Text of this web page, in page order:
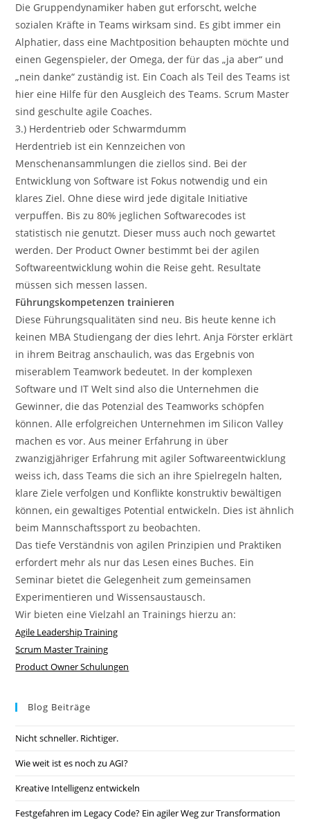
Die Gruppendynamiker haben gut erforscht, welche
sozialen Kräfte in Teams wirksam sind. Es gibt immer ein
Alphatier, dass eine Machtposition behaupten möchte und
einen Gegenspieler, der Omega, der für das „ja aber“ und
„nein danke“ zuständig ist. Ein Coach als Teil des Teams ist
hier eine Hilfe für den Ausgleich des Teams. Scrum Master
sind geschulte agile Coaches.
3.) Herdentrieb oder Schwarmdumm
Herdentrieb ist ein Kennzeichen von
Menschenansammlungen die ziellos sind. Bei der
Entwicklung von Software ist Fokus notwendig und ein
klares Ziel. Ohne diese wird jede digitale Initiative
verpuffen. Bis zu 80% jeglichen Softwarecodes ist
statistisch nie genutzt. Dieser muss auch noch gewartet
werden. Der Product Owner bestimmt bei der agilen
Softwareentwicklung wohin die Reise geht. Resultate
müssen sich messen lassen.
Führungskompetenzen trainieren
Diese Führungsqualitäten sind neu. Bis heute kenne ich
keinen MBA Studiengang der dies lehrt. Anja Förster erklärt
in ihrem Beitrag anschaulich, was das Ergebnis von
miserablem Teamwork bedeutet. In der komplexen
Software und IT Welt sind also die Unternehmen die
Gewinner, die das Potenzial des Teamworks schöpfen
können. Alle erfolgreichen Unternehmen im Silicon Valley
machen es vor. Aus meiner Erfahrung in über
zwanzigjähriger Erfahrung mit agiler Softwareentwicklung
weiss ich, dass Teams die sich an ihre Spielregeln halten,
klare Ziele verfolgen und Konflikte konstruktiv bewältigen
können, ein gewaltiges Potential entwickeln. Dies ist ähnlich
beim Mannschaftssport zu beobachten.
Das tiefe Verständnis von agilen Prinzipien und Praktiken
erfordert mehr als nur das Lesen eines Buches. Ein
Seminar bietet die Gelegenheit zum gemeinsamen
Experimentieren und Wissensaustausch.
Wir bieten eine Vielzahl an Trainings hierzu an:
Agile Leadership Training
Scrum Master Training
Product Owner Schulungen
Blog Beiträge
Nicht schneller. Richtiger.
Wie weit ist es noch zu AGI?
Kreative Intelligenz entwickeln
Festgefahren im Legacy Code? Ein agiler Weg zur Transformation